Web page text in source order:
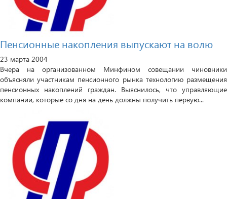
Пенсионные накопления выпускают на волю
23 марта 2004
Вчера на организованном Минфином совещании чиновники
объясняли участникам пенсионного рынка технологию размещения
пенсионных накоплений граждан. Выяснилось, что управляющие
компании, которые со дня на день должны получить первую...